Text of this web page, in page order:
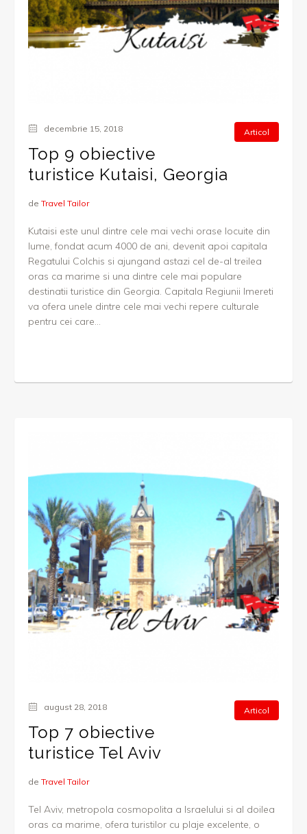
Articol
decembrie 15, 2018
Top 9 obiective
turistice Kutaisi, Georgia
de Travel Tailor
Kutaisi este unul dintre cele mai vechi orase locuite din
lume, fondat acum 4000 de ani, devenit apoi capitala
Regatului Colchis si ajungand astazi cel de-al treilea
oras ca marime si una dintre cele mai populare
destinatii turistice din Georgia. Capitala Regiunii Imereti
va ofera unele dintre cele mai vechi repere culturale
pentru cei care...
Articol
august 28, 2018
Top 7 obiective
turistice Tel Aviv
de Travel Tailor
Tel Aviv, metropola cosmopolita a Israelului si al doilea
oras ca marime, ofera turistilor cu plaje excelente, o